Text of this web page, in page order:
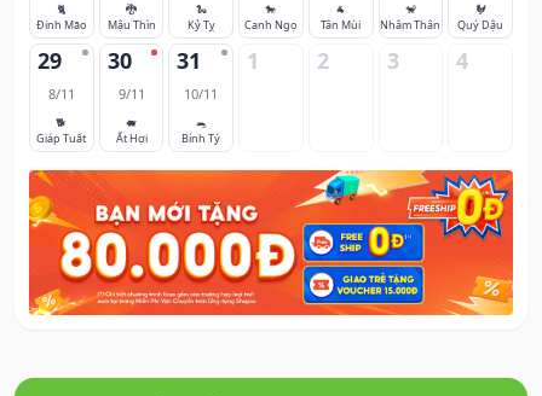
🐈
Đinh Mão
🐉
Mậu Thìn
🐍
Kỷ Tỵ
🐎
Canh Ngọ
🐐
Tân Mùi
🐒
Nhâm Thân
🐓
Quý Dậu
29
8/11
🐕
Giáp Tuất
30
9/11
🐖
Ất Hợi
31
10/11
🐀
Bính Tý
1 2 3 4